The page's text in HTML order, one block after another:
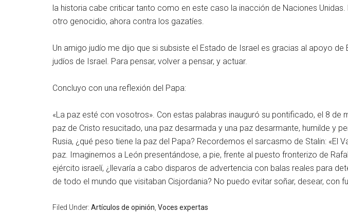
la historia cabe criticar tanto como en este caso la inacción de Naciones
otro genocidio, ahora contra los gazatíes.
Un amigo judío me dijo que si subsiste el Estado de Israel es gracias al apoyo
judíos de Israel. Para pensar, volver a pensar, y actuar.
Concluyo con una reflexión del Papa:
«La paz esté con vosotros». Con estas palabras inauguró su pontificado, el 8 de
paz de Cristo resucitado, una paz desarmada y una paz desarmante, humilde y
Rusia, ¿qué peso tiene la paz del Papa? Recordemos el sarcasmo de Stalin:
paz. Imaginemos a León presentándose, a pie, frente al puesto fronterizo de
ejército israelí, ¿llevaría a cabo disparos de advertencia con balas reales para
de todo el mundo que visitaban Cisjordania? No puedo evitar soñar, desear, con
Filed Under: Artículos de opinión Voces expertas